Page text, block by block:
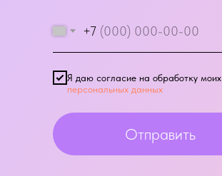
+7
Я даю согласие на обработку моих
персональных данных
Отправить